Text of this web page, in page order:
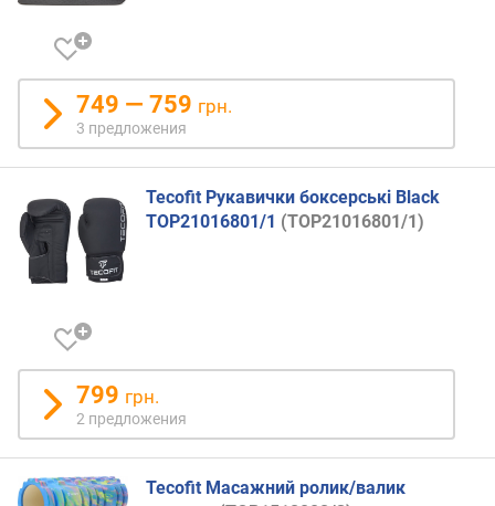
а
л
ф
а
в
и
т
у
(
A
)
п
л
в
и
749 — 759 грн.
3 предложения
Tecofit Рукавички боксерські Black
TOP21016801/1 (TOP21016801/1)
799 грн.
2 предложения
Tecofit Масажний ролик/валик